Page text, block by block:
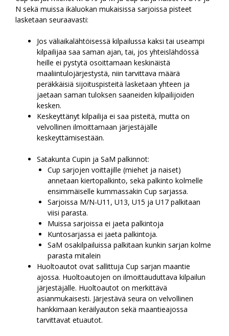
N sekä muissa ikäluokan mukaisissa sarjoissa pisteet
lasketaan seuraavasti:
Jos väliaikalähtöisessä kilpailussa kaksi tai useampi
kilpailijaa saa saman ajan, tai, jos yhteislähdössä
heille ei pystytä osoittamaan keskinäistä
maaliintulojärjestystä, niin tarvittava määrä
peräkkäisiä sijoituspisteitä lasketaan yhteen ja
jaetaan saman tuloksen saaneiden kilpailijoiden
kesken.
Keskeyttänyt kilpailija ei saa pisteitä, mutta on
velvollinen ilmoittamaan järjestäjälle
keskeyttämisestään.
Satakunta Cupin ja SaM palkinnot:
Cup sarjojen voittajille (miehet ja naiset)
annetaan kiertopalkinto, sekä palkinto kolmelle
ensimmäiselle kummassakin Cup sarjassa.
Sarjoissa M/N-U11, U13, U15 ja U17 palkitaan
viisi parasta.
Muissa sarjoissa ei jaeta palkintoja
Kuntosarjassa ei jaeta palkintoja.
SaM osakilpailuissa palkitaan kunkin sarjan kolme
parasta mitalein
Huoltoautot ovat sallittuja Cup sarjan maantie
ajossa. Huoltoautojen on ilmoittauduttava kilpailun
järjestäjälle. Huoltoautot on merkittävä
asianmukaisesti. Järjestävä seura on velvollinen
hankkimaan keräilyauton sekä maantieajossa
tarvittavat etuautot.